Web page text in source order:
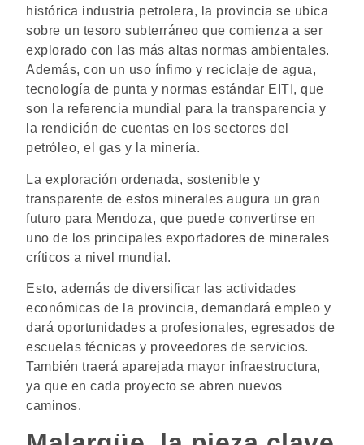
histórica industria petrolera, la provincia se ubica
sobre un tesoro subterráneo que comienza a ser
explorado con las más altas normas ambientales.
Además, con un uso ínfimo y reciclaje de agua,
tecnología de punta y normas estándar EITI, que
son la referencia mundial para la transparencia y
la rendición de cuentas en los sectores del
petróleo, el gas y la minería.
La exploración ordenada, sostenible y
transparente de estos minerales augura un gran
futuro para Mendoza, que puede convertirse en
uno de los principales exportadores de minerales
críticos a nivel mundial.
Esto, además de diversificar las actividades
económicas de la provincia, demandará empleo y
dará oportunidades a profesionales, egresados de
escuelas técnicas y proveedores de servicios.
También traerá aparejada mayor infraestructura,
ya que en cada proyecto se abren nuevos
caminos.